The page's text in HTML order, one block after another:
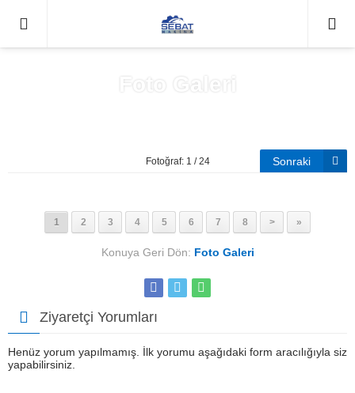
Foto Galeri
Fotoğraf: 1 / 24 Sonraki
1 2 3 4 5 6 7 8 > »
Konuya Geri Dön: Foto Galeri
Ziyaretçi Yorumları
Henüz yorum yapılmamış. İlk yorumu aşağıdaki form aracılığıyla siz
yapabilirsiniz.